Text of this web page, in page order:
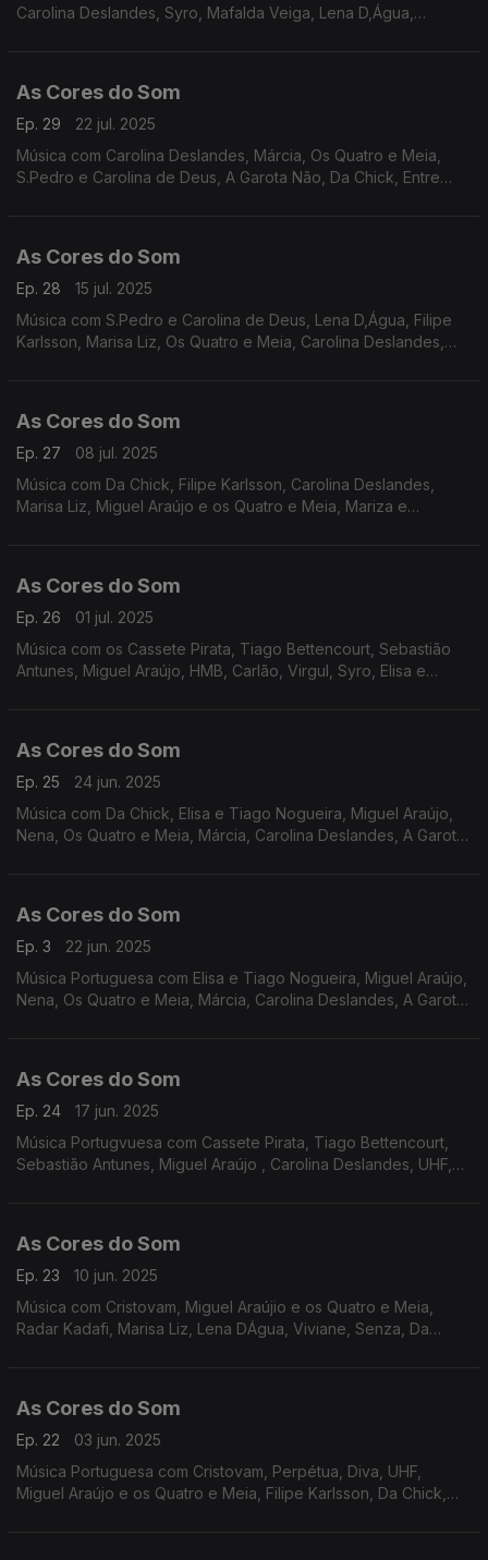
Carolina Deslandes, Syro, Mafalda Veiga, Lena D,Água,
As Cores do Som
Ep. 29
22 jul. 2025
Música com Carolina Deslandes, Márcia, Os Quatro e Meia,
S.Pedro e Carolina de Deus, A Garota Não, Da Chick, Entre
As Cores do Som
Ep. 28
15 jul. 2025
Música com S.Pedro e Carolina de Deus, Lena D,Água, Filipe
Karlsson, Marisa Liz, Os Quatro e Meia, Carolina Deslandes,
As Cores do Som
Ep. 27
08 jul. 2025
Música com Da Chick, Filipe Karlsson, Carolina Deslandes,
Marisa Liz, Miguel Araújo e os Quatro e Meia, Mariza e
As Cores do Som
Ep. 26
01 jul. 2025
Música com os Cassete Pirata, Tiago Bettencourt, Sebastião
Antunes, Miguel Araújo, HMB, Carlão, Virgul, Syro, Elisa e
As Cores do Som
Ep. 25
24 jun. 2025
Música com Da Chick, Elisa e Tiago Nogueira, Miguel Araújo,
Nena, Os Quatro e Meia, Márcia, Carolina Deslandes, A Garota
As Cores do Som
Ep. 3
22 jun. 2025
Música Portuguesa com Elisa e Tiago Nogueira, Miguel Araújo,
Nena, Os Quatro e Meia, Márcia, Carolina Deslandes, A Garota
As Cores do Som
Ep. 24
17 jun. 2025
Música Portugvuesa com Cassete Pirata, Tiago Bettencourt,
Sebastião Antunes, Miguel Araújo , Carolina Deslandes, UHF,
As Cores do Som
Ep. 23
10 jun. 2025
Música com Cristovam, Miguel Araújio e os Quatro e Meia,
Radar Kadafi, Marisa Liz, Lena DÁgua, Viviane, Senza, Da
As Cores do Som
Ep. 22
03 jun. 2025
Música Portuguesa com Cristovam, Perpétua, Diva, UHF,
Miguel Araújo e os Quatro e Meia, Filipe Karlsson, Da Chick,